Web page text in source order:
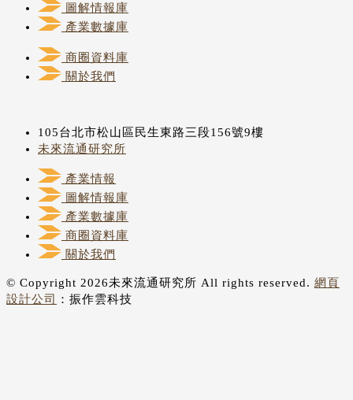
圖解情報庫
產業數據庫
商圈資料庫
關於我們
105台北市松山區民生東路三段156號9樓
未來流通研究所
產業情報
圖解情報庫
產業數據庫
商圈資料庫
關於我們
© Copyright 2026未來流通研究所 All rights reserved. 網頁
設計公司
：振作雲科技